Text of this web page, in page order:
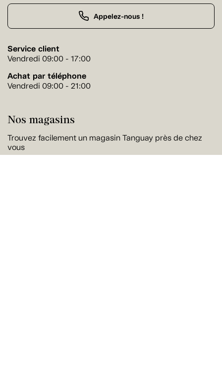
Appelez-nous !
Service client
Vendredi 09:00 - 17:00
Achat par téléphone
Vendredi 09:00 - 21:00
Nos magasins
Trouvez facilement un magasin Tanguay près de chez
vous